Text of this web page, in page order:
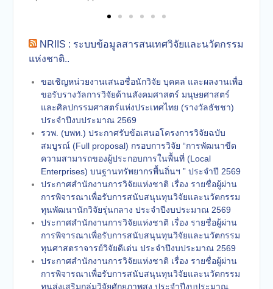
NRIIS : ระบบข้อมูลสารสนเทศวิจัยและนวัตกรรม
แห่งชาติ..
ขอเชิญหน่วยงานเสนอชื่อนักวิจัย บุคคล และผลงานเพื่อ
ขอรับรางวัลการวิจัยด้านสังคมศาสตร์ มนุษยศาสตร์
และศิลปกรรมศาสตร์แห่งประเทศไทย (รางวัลธัชชา)
ประจำปีงบประมาณ 2569
รวพ. (บพท.) ประกาศรับข้อเสนอโครงการวิจัยฉบับ
สมบูรณ์ (Full proposal) กรอบการวิจัย “การพัฒนาขีด
ความสามารถของผู้ประกอบการในพื้นที่ (Local
Enterprises) บนฐานทรัพยากรพื้นถิ่นฯ ” ประจำปี 2569
ประกาศสำนักงานการวิจัยแห่งชาติ เรื่อง รายชื่อผู้ผ่าน
การพิจารณาเพื่อรับการสนับสนุนทุนวิจัยและนวัตกรรม
ทุนพัฒนานักวิจัยรุ่นกลาง ประจำปีงบประมาณ 2569
ประกาศสำนักงานการวิจัยแห่งชาติ เรื่อง รายชื่อผู้ผ่าน
การพิจารณาเพื่อรับการสนับสนุนทุนวิจัยและนวัตกรรม
ทุนศาสตราจารย์วิจัยดีเด่น ประจำปีงบประมาณ 2569
ประกาศสำนักงานการวิจัยแห่งชาติ เรื่อง รายชื่อผู้ผ่าน
การพิจารณาเพื่อรับการสนับสนุนทุนวิจัยและนวัตกรรม
ทุนส่งเสริมกลุ่มวิจัยศักยภาพสูง ประจำปีงบประมาณ